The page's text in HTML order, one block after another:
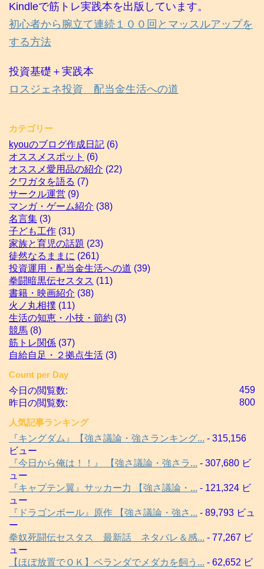
Kindleで筋トレ実践本を出版しています。
初心者から腕立て連続１００回とマッスルアップを
する方法
投資基礎＋実践本
ロスジェネ投資 配当金生活への道
カテゴリー
kyouのブログ作成日記 (6)
オススメスポット (6)
オススメ愛用品の紹介 (22)
クワガタを語る (7)
サークル運営 (9)
マンガ・ゲーム紹介 (38)
名言集 (3)
子ども工作 (31)
家族と育児の話題 (23)
徒然なるままに (261)
投資運用・配当金生活への道 (39)
拳闘暗黒伝セスタス (11)
書籍・映画紹介 (38)
火ノ丸相撲 (11)
生活の知恵・小技・節約 (3)
競馬 (8)
筋トレ関係 (37)
自給自足・２拠点生活 (3)
Count per Day
459
今日の閲覧数:
800
昨日の閲覧数:
人気記事ランキング
『キングダム』【強さ議論・強さランキング... - 315,156
ビュー
『今日から俺は！！』 【強さ議論・強さラ... - 307,680 ビ
ュー
『キャプテン翼』サッカー力 【強さ議論・... - 121,324 ビ
ュー
『ドラゴンボール』原作 【強さ議論・強さ... - 89,793 ビュ
ー
拳奴死闘伝セスタス 最新話 ネタバレ＆感... - 77,267 ビ
ュー
【ほぼ放置でＯＫ】ベランダでメダカを飼う... - 62,652 ビ